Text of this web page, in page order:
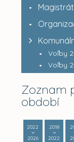
Voľby
Voľby
Zoznam
období
2022
2026
2018
2022